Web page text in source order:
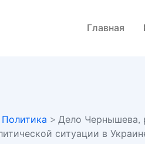
Главная
Политика > Дело Чернышева,
ситуации в